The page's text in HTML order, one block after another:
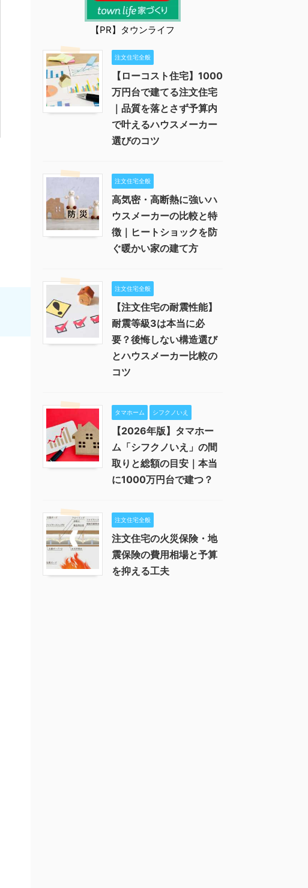
【PR】タウンライフ
注文住宅全般
【ローコスト住宅】1000
万円台で建てる注文住宅
｜品質を落とさず予算内
で叶えるハウスメーカー
選びのコツ
注文住宅全般
高気密・高断熱に強いハ
ウスメーカーの比較と特
徴｜ヒートショックを防
ぐ暖かい家の建て方
注文住宅全般
【注文住宅の耐震性能】
耐震等級3は本当に必
要？後悔しない構造選び
とハウスメーカー比較の
コツ
タマホーム シフクノいえ
【2026年版】タマホー
ム「シフクノいえ」の間
取りと総額の目安｜本当
に1000万円台で建つ？
注文住宅全般
注文住宅の火災保険・地
震保険の費用相場と予算
を抑える工夫